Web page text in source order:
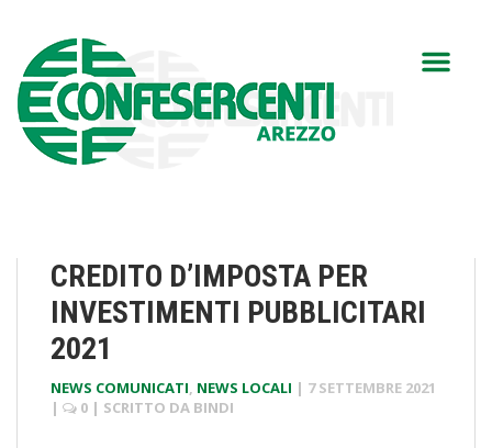
CREDITO D’IMPOSTA PER
INVESTIMENTI PUBBLICITARI
2021
NEWS COMUNICATI, NEWS LOCALI | 7 SETTEMBRE 2021
|
0 | SCRITTO DA BINDI